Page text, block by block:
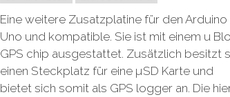
Eine weitere Zusatzplatine für den Arduino
Uno und kompatible. Sie ist mit einem u
GPS chip ausgestattet. Zusätzlich besitzt
einen Steckplatz für eine µSD Karte und
bietet sich somit als GPS logger an. Die